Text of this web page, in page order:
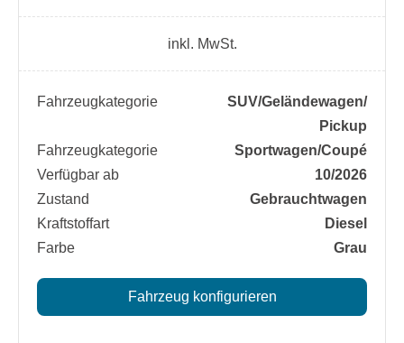
inkl. MwSt.
Fahrzeugkategorie
SUV/​Geländewagen/​
Pickup
Fahrzeugkategorie
Sportwagen/​Coupé
Verfügbar ab
10/2026
Zustand
Gebrauchtwagen
Kraftstoffart
Diesel
Farbe
Grau
Fahrzeug konfigurieren